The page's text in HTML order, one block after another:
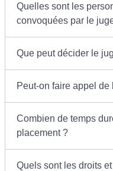
Quelles sont les
convoquées par le
Que peut décider le
Peut-on faire appel
Combien de temps
placement ?
Quels sont les droits